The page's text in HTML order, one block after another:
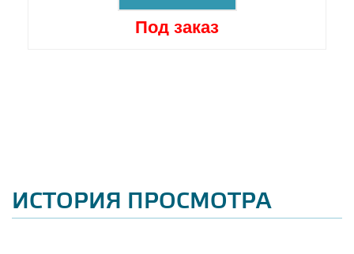
Под заказ
ИСТОРИЯ ПРОСМОТРА